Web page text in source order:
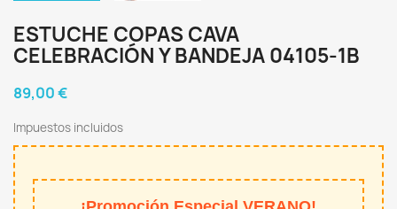
ESTUCHE COPAS CAVA
CELEBRACIÓN Y BANDEJA 04105-1B
89,00 €
Impuestos incluidos